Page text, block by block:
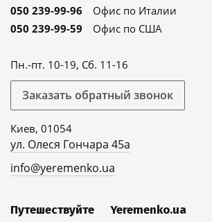
050 239-99-96
Офис по Италии
050 239-99-59
Офис по США
Пн.-пт. 10-19, Сб. 11-16
Заказать обратный звонок
Киев, 01054
ул. Олеся Гончара 45а
info@yeremenko.ua
Путешествуйте Yeremenko.ua